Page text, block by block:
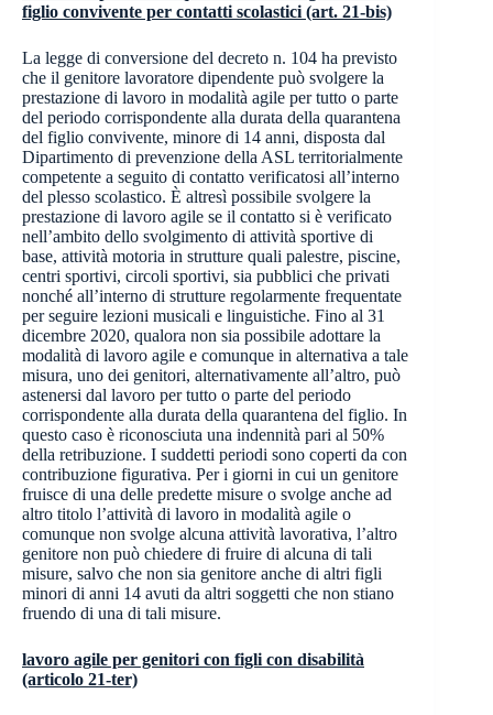
figlio convivente per contatti scolastici (art. 21-bis)
La legge di conversione del decreto n. 104 ha previsto
che il genitore lavoratore dipendente può svolgere la
prestazione di lavoro in modalità agile per tutto o parte
del periodo corrispondente alla durata della quarantena
del figlio convivente, minore di 14 anni, disposta dal
Dipartimento di prevenzione della ASL territorialmente
competente a seguito di contatto verificatosi all’interno
del plesso scolastico. È altresì possibile svolgere la
prestazione di lavoro agile se il contatto si è verificato
nell’ambito dello svolgimento di attività sportive di
base, attività motoria in strutture quali palestre, piscine,
centri sportivi, circoli sportivi, sia pubblici che privati
nonché all’interno di strutture regolarmente frequentate
per seguire lezioni musicali e linguistiche. Fino al 31
dicembre 2020, qualora non sia possibile adottare la
modalità di lavoro agile e comunque in alternativa a tale
misura, uno dei genitori, alternativamente all’altro, può
astenersi dal lavoro per tutto o parte del periodo
corrispondente alla durata della quarantena del figlio. In
questo caso è riconosciuta una indennità pari al 50%
della retribuzione. I suddetti periodi sono coperti da con
contribuzione figurativa. Per i giorni in cui un genitore
fruisce di una delle predette misure o svolge anche ad
altro titolo l’attività di lavoro in modalità agile o
comunque non svolge alcuna attività lavorativa, l’altro
genitore non può chiedere di fruire di alcuna di tali
misure, salvo che non sia genitore anche di altri figli
minori di anni 14 avuti da altri soggetti che non stiano
fruendo di una di tali misure.
lavoro agile per genitori con figli con disabilità
(articolo 21-ter)